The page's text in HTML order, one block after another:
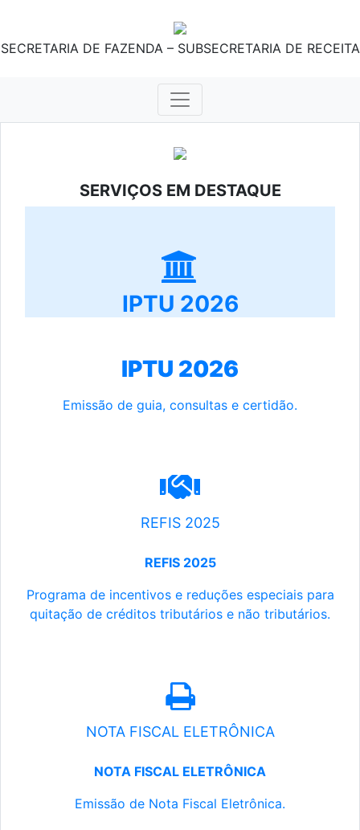
SECRETARIA DE FAZENDA – SUBSECRETARIA DE RECEITA
SERVIÇOS EM DESTAQUE
IPTU 2026
IPTU 2026
Emissão de guia, consultas e certidão.
REFIS 2025
REFIS 2025
Programa de incentivos e reduções especiais para
quitação de créditos tributários e não tributários.
NOTA FISCAL ELETRÔNICA
NOTA FISCAL ELETRÔNICA
Emissão de Nota Fiscal Eletrônica.